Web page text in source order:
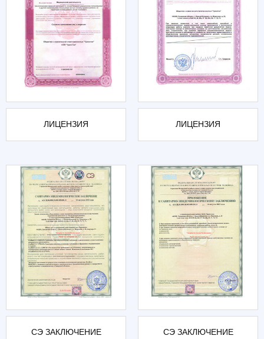
ЛИЦЕНЗИЯ ЛИЦЕНЗИЯ
СЭ ЗАКЛЮЧЕНИЕ СЭ ЗАКЛЮЧЕНИЕ